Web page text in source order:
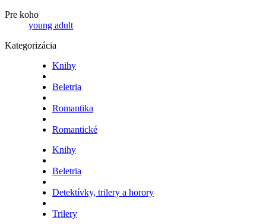
Pre koho
young adult
Kategorizácia
Knihy
Beletria
Romantika
Romantické
Knihy
Beletria
Detektívky, trilery a horory
Trilery